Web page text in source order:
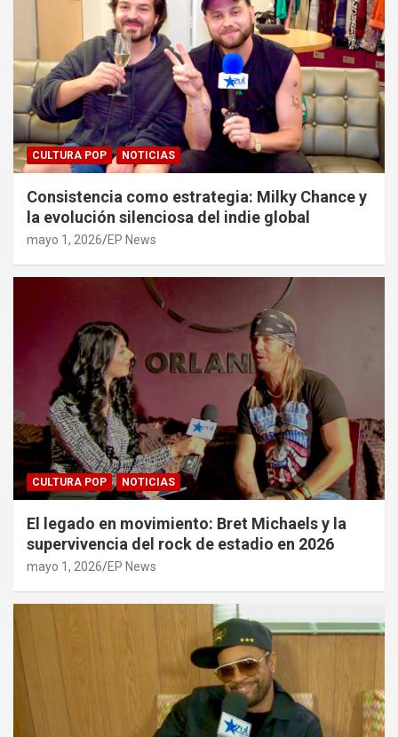
CULTURA POP NOTICIAS
Consistencia como estrategia: Milky Chance y
la evolución silenciosa del indie global
mayo 1, 2026 EP News
CULTURA POP NOTICIAS
El legado en movimiento: Bret Michaels y la
supervivencia del rock de estadio en 2026
mayo 1, 2026 EP News